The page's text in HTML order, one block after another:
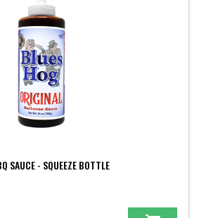
SAUCE - SQUEEZE BOTTLE